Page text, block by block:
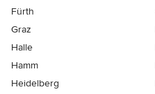
Fürth
Graz
Halle
Hamm
Heidelberg